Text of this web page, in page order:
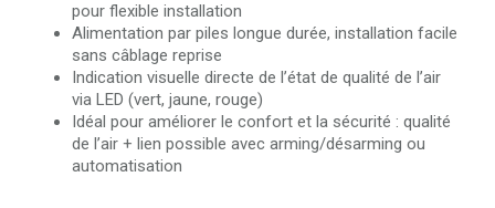
pour flexible installation
Alimentation par piles longue durée, installation facile
sans câblage reprise
Indication visuelle directe de l’état de qualité de l’air
via LED (vert, jaune, rouge)
Idéal pour améliorer le confort et la sécurité : qualité
de l’air + lien possible avec arming/désarming ou
automatisation